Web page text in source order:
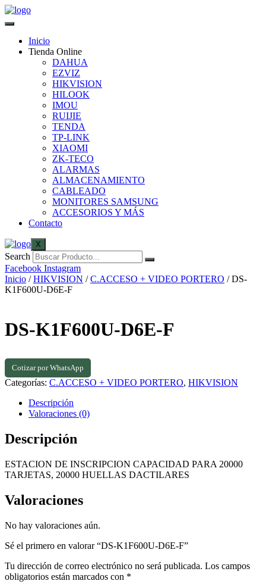
Inicio
Tienda Online
DAHUA
EZVIZ
HIKVISION
HILOOK
IMOU
RUIJIE
TENDA
TP-LINK
XIAOMI
ZK-TECO
ALARMAS
ALMACENAMIENTO
CABLEADO
MONITORES SAMSUNG
ACCESORIOS Y MÁS
Contacto
X
Search
Facebook Instagram
Inicio /HIKVISION /C.ACCESO + VIDEO PORTERO / DS-
K1F600U-D6E-F
DS-K1F600U-D6E-F
Cotizar por WhatsApp
Categorías: C.ACCESO + VIDEO PORTERO, HIKVISION
Descripción
Valoraciones (0)
Descripción
ESTACION DE INSCRIPCION CAPACIDAD PARA 20000
TARJETAS, 20000 HUELLAS DACTILARES
Valoraciones
No hay valoraciones aún.
Sé el primero en valorar “DS-K1F600U-D6E-F”
Tu dirección de correo electrónico no será publicada. Los campos
obligatorios están marcados con *